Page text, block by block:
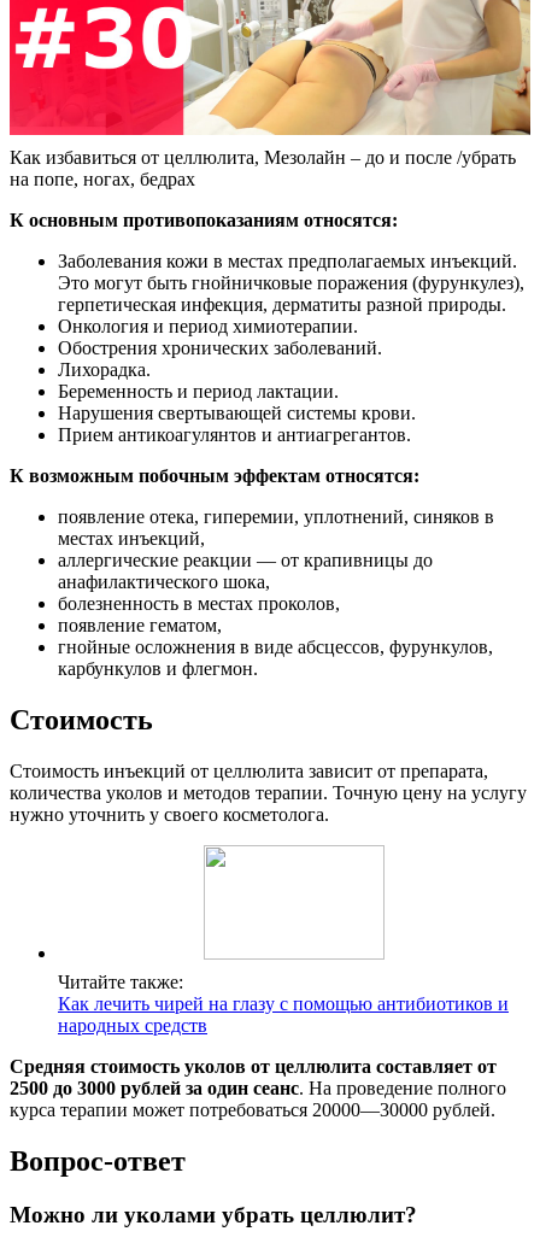
Как избавиться от целлюлита, Мезолайн – до и после /убрать
на попе, ногах, бедрах
К основным противопоказаниям относятся:
Заболевания кожи в местах предполагаемых инъекций.
Это могут быть гнойничковые поражения (фурункулез),
герпетическая инфекция, дерматиты разной природы.
Онкология и период химиотерапии.
Обострения хронических заболеваний.
Лихорадка.
Беременность и период лактации.
Нарушения свертывающей системы крови.
Прием антикоагулянтов и антиагрегантов.
К возможным побочным эффектам относятся:
появление отека, гиперемии, уплотнений, синяков в
местах инъекций,
аллергические реакции — от крапивницы до
анафилактического шока,
болезненность в местах проколов,
появление гематом,
гнойные осложнения в виде абсцессов, фурункулов,
карбункулов и флегмон.
Стоимость
Стоимость инъекций от целлюлита зависит от препарата,
количества уколов и методов терапии. Точную цену на услугу
нужно уточнить у своего косметолога.
Читайте также:
Как лечить чирей на глазу с помощью антибиотиков и
народных средств
Средняя стоимость уколов от целлюлита составляет от
2500 до 3000 рублей за один сеанс. На проведение полного
курса терапии может потребоваться 20000—30000 рублей.
Вопрос-ответ
Можно ли уколами убрать целлюлит?